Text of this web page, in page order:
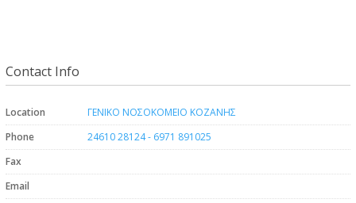
Contact Info
Location
ΓΕΝΙΚΟ ΝΟΣΟΚΟΜΕΙΟ ΚΟΖΑΝΗΣ
Phone
24610 28124 - 6971 891025
Fax
Email